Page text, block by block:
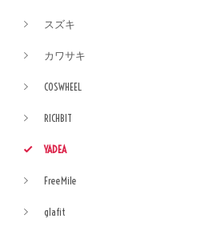
スズキ
カワサキ
COSWHEEL
RICHBIT
YADEA
FreeMile
glafit